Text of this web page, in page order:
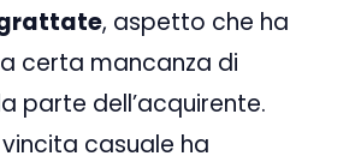
, aspetto che ha
certa mancanza di
parte dell’acquirente.
casuale ha